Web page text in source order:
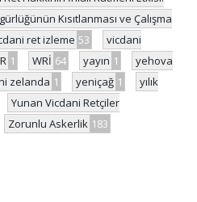
Kısıtlanması ve Çalışma
ret izleme 53
vicdani
1 WRİ 64 yayın 1
yehova
zelanda 1 yeniçağ 1
yılık
Yunan Vicdani Retçiler
Zorunlu Askerlik 183